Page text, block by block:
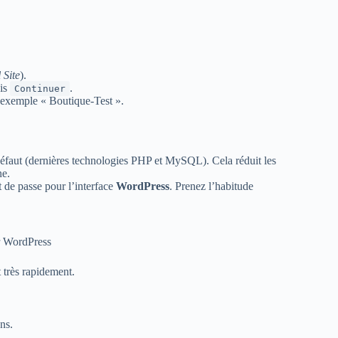
Site).
Continuer .
« Boutique-Test ».
(dernières technologies PHP et MySQL). Cela réduit les
passe pour l’interface WordPress. Prenez l’habitude
rapidement.